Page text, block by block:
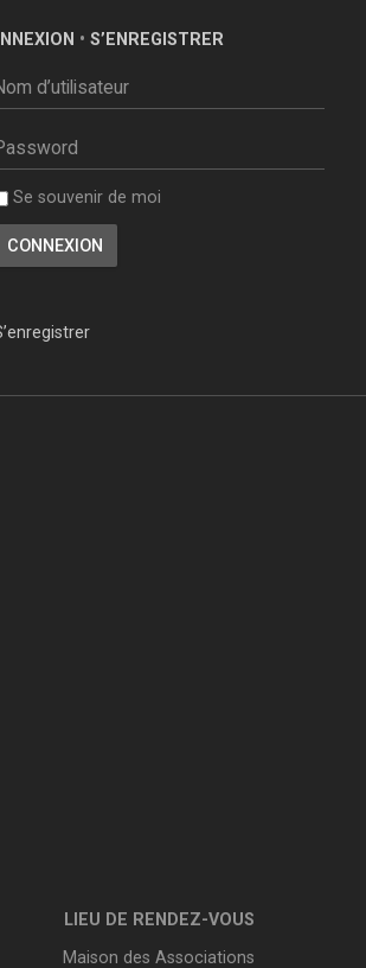
• S’ENREGISTRER
Se souvenir de moi
LIEU DE RENDEZ-VOUS
Maison des Associations